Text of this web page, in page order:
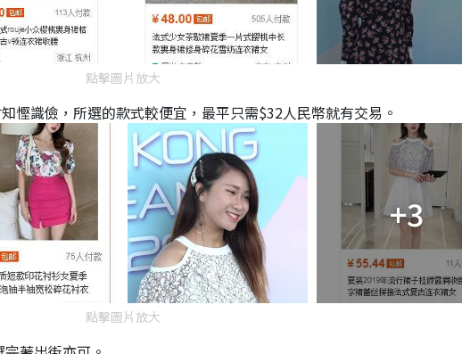
點擊圖片放大
慳識儉，所選的款式較便宜，最平只需$32人民幣就有交易。
+3
點擊圖片放大